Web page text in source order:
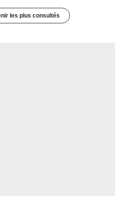
les plus consultés